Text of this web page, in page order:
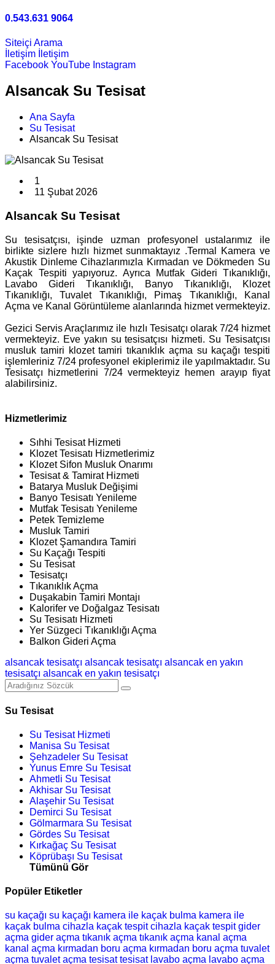
0.543.631 9064
Siteiçi Arama
İletişim
İletişim
Facebook YouTube Instagram
Alsancak Su Tesisat
Ana Sayfa
Su Tesisat
Alsancak Su Tesisat
1
11 Şubat 2026
Alsancak Su Tesisat
Su tesisatçısı, işinde uzman profesyonel ustalarımız ile
birlikte sizlere hızlı hizmet sunmaktayız .Termal Kamera ve
Akustik Dinleme Cihazlarımızla Kırmadan ve Dökmeden Su
Kaçak Tespiti yapıyoruz. Ayrıca Mutfak Gideri Tıkanıklığı,
Lavabo Gideri Tıkanıklığı, Banyo Tıkanıklığı, Klozet
Tıkanıklığı, Tuvalet Tıkanıklığı, Pimaş Tıkanıklığı, Kanal
Açma ve Kanal Görüntüleme alanlarında hizmet vermekteyiz.
Gezici Servis Araçlarımız ile hızlı Tesisatçı olarak 7/24 hizmet
vermekteyiz. Eve yakın su tesisatçısı hizmeti. Su Tesisatçısı
musluk tamiri klozet tamiri tıkanıklık açma su kaçağı tespiti
işlemleriniz 7/24 profesyonel ekiplerimiz ile yapılmaktadır. Su
Tesisatçı hizmetlerini 7/24 vermekteyiz hemen arayıp fiyat
alabilirsiniz.
Hizmetlerimiz
Sıhhi Tesisat Hizmeti
Klozet Tesisatı Hizmetlerimiz
Klozet Sifon Musluk Onarımı
Tesisat & Tamirat Hizmeti
Batarya Musluk Değişimi
Banyo Tesisatı Yenileme
Mutfak Tesisatı Yenileme
Petek Temizleme
Musluk Tamiri
Klozet Şamandıra Tamiri
Su Kaçağı Tespiti
Su Tesisat
Tesisatçı
Tıkanıklık Açma
Duşakabin Tamiri Montajı
Kalorifer ve Doğalgaz Tesisatı
Su Tesisatı Hizmeti
Yer Süzgeci Tıkanıklığı Açma
Balkon Gideri Açma
alsancak tesisatçı alsancak tesisatçı alsancak en yakın
tesisatçı alsancak en yakın tesisatçı
Su Tesisat
Su Tesisat Hizmeti
Manisa Su Tesisat
Şehzadeler Su Tesisat
Yunus Emre Su Tesisat
Ahmetli Su Tesisat
Akhisar Su Tesisat
Alaşehir Su Tesisat
Demirci Su Tesisat
Gölmarmara Su Tesisat
Gördes Su Tesisat
Kırkağaç Su Tesisat
Köprübaşı Su Tesisat
Tümünü Gör
Popüler Etiketler
su kaçağı su kaçağı kamera ile kaçak bulma kamera ile
kaçak bulma cihazla kaçak tespit cihazla kaçak tespit gider
açma gider açma tıkanık açma tıkanık açma kanal açma
kanal açma kırmadan boru açma kırmadan boru açma tuvalet
açma tuvalet açma tesisat tesisat lavabo açma lavabo açma